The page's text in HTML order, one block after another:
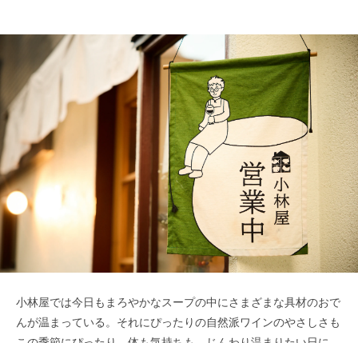
小林屋では今日もまろやかなスープの中にさまざまな具材のおで
んが温まっている。それにぴったりの自然派ワインのやさしさも